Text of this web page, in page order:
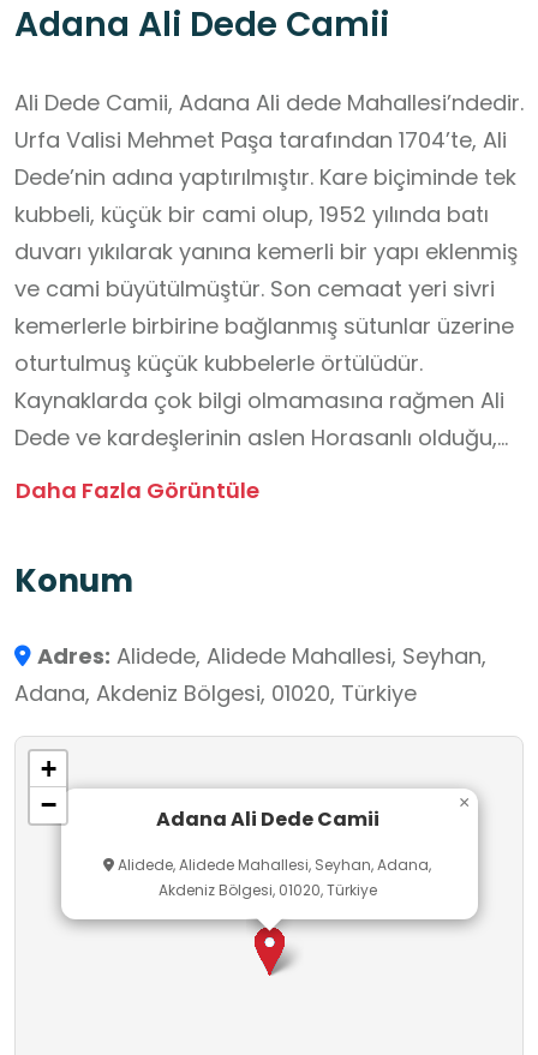
Adana Ali Dede Camii
Ali Dede Camii, Adana Ali dede Mahallesi’ndedir.
Urfa Valisi Mehmet Paşa tarafından 1704’te, Ali
Dede’nin adına yaptırılmıştır. Kare biçiminde tek
kubbeli, küçük bir cami olup, 1952 yılında batı
duvarı yıkılarak yanına kemerli bir yapı eklenmiş
ve cami büyütülmüştür. Son cemaat yeri sivri
kemerlerle birbirine bağlanmış sütunlar üzerine
oturtulmuş küçük kubbelerle örtülüdür.
Kaynaklarda çok bilgi olmamasına rağmen Ali
Dede ve kardeşlerinin aslen Horasanlı olduğu,
Adana’ya Bağdat üzerinden geldikleri
Daha Fazla Görüntüle
Konum
Adres: Alidede, Alidede Mahallesi, Seyhan,
Adana, Akdeniz Bölgesi, 01020, Türkiye
Adana Ali Dede Camii
Alidede, Alidede Mahallesi, Seyhan, Adana,
Akdeniz Bölgesi, 01020, Türkiye
×
+
−